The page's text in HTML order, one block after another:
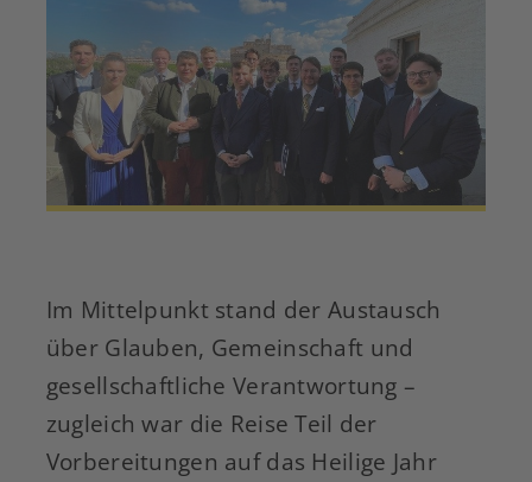
Im Mittelpunkt stand der Austausch
über Glauben, Gemeinschaft und
gesellschaftliche Verantwortung –
zugleich war die Reise Teil der
Vorbereitungen auf das Heilige Jahr